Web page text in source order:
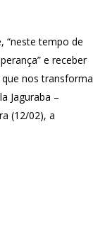
“neste tempo de
e receber
nos transforma
Jaguraba –
(12/02), a